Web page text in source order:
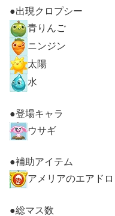
●出現クロプシー
青りんご
ニンジン
太陽
水
●登場キャラ
ウサギ
●補助アイテム
アメリアのエアド
●総マス数